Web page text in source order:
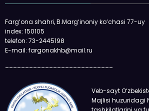
Farg‘ona shahri, B.Marg‘inoniy ko‘chasi 77-uy
index: 150105
telefon: 73-2445198
E-mail: fargonakhb@mail.ru
Veb-sayt
Majlisi huzuridagi